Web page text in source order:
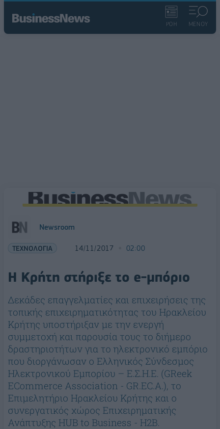
ΡΟΗ ΜΕΝΟΥ
Newsroom
ΤΕΧΝΟΛΟΓΙΑ 14/11/2017 02:00
Η Κρήτη στήριξε το e-μπόριο
Δεκάδες επαγγελματίες και επιχειρήσεις της
τοπικής επιχειρηματικότητας του Ηρακλείου
Κρήτης υποστήριξαν με την ενεργή
συμμετοχή και παρουσία τους το διήμερο
δραστηριοτήτων για το ηλεκτρονικό εμπόριο
που διοργάνωσαν ο Ελληνικός Σύνδεσμος
Ηλεκτρονικού Εμπορίου – Ε.Σ.Η.Ε. (GReek
ECommerce Association - GR.EC.A.), το
Επιμελητήριο Ηρακλείου Κρήτης και ο
συνεργατικός χώρος Επιχειρηματικής
Ανάπτυξης HUB to Business - H2B.